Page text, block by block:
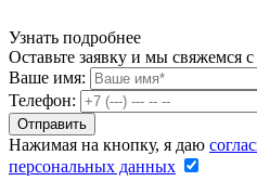
Узнать подробнее
Оставьте заявку и мы свяжемся
Ваше имя:
Телефон:
Нажимая на кнопку, я даю
персональных данных